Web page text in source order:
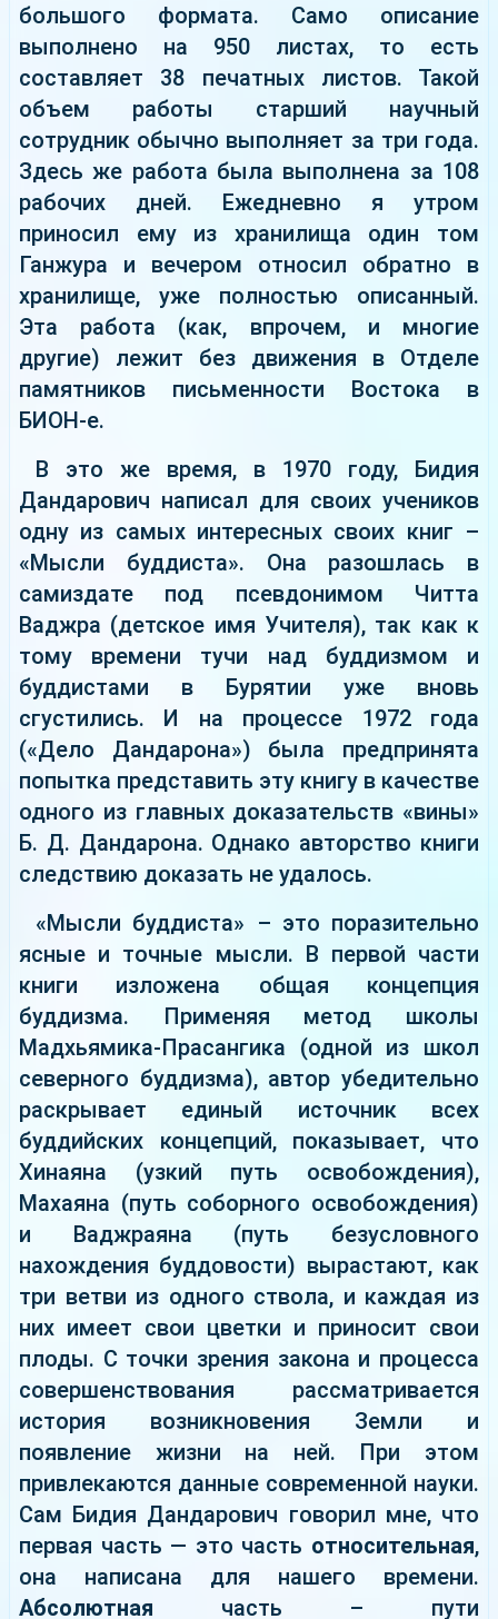
большого формата. Само описание
выполнено на 950 листах, то есть
составляет 38 печатных листов. Такой
объем работы старший научный
сотрудник обычно выполняет за три года.
Здесь же работа была выполнена за 108
рабочих дней. Ежедневно я утром
приносил ему из хранилища один том
Ганжура и вечером относил обратно в
хранилище, уже полностью описанный.
Эта работа (как, впрочем, и многие
другие) лежит без движения в Отделе
памятников письменности Востока в
БИОН-е.
В это же время, в 1970 году, Бидия
Дандарович написал для своих учеников
одну из самых интересных своих книг –
«Мысли буддиста». Она разошлась в
самиздате под псевдонимом Читта
Ваджра (детское имя Учителя), так как к
тому времени тучи над буддизмом и
буддистами в Бурятии уже вновь
сгустились. И на процессе 1972 года
(«Дело Дандарона») была предпринята
попытка представить эту книгу в качестве
одного из главных доказательств «вины»
Б. Д. Дандарона. Однако авторство книги
следствию доказать не удалось.
«Мысли буддиста» – это поразительно
ясные и точные мысли. В первой части
книги изложена общая концепция
буддизма. Применяя метод школы
Мадхьямика-Прасангика (одной из школ
северного буддизма), автор убедительно
раскрывает единый источник всех
буддийских концепций, показывает, что
Хинаяна (узкий путь освобождения),
Махаяна (путь соборного освобождения)
и Ваджраяна (путь безусловного
нахождения буддовости) вырастают, как
три ветви из одного ствола, и каждая из
них имеет свои цветки и приносит свои
плоды. С точки зрения закона и процесса
совершенствования рассматривается
история возникновения Земли и
появление жизни на ней. При этом
привлекаются данные современной науки.
Сам Бидия Дандарович говорил мне, что
первая часть — это часть относительная,
она написана для нашего времени.
Абсолютная часть – пути